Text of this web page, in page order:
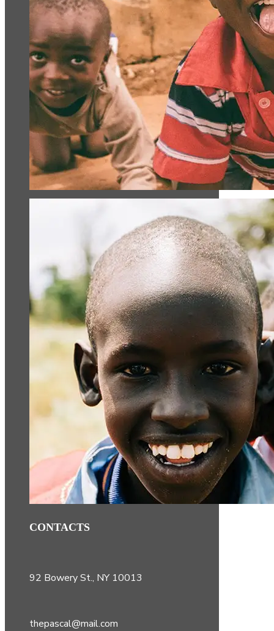
CONTACTS
92 Bowery St., NY 10013
thepascal@mail.com